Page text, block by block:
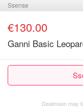
Ssense
€130.00
Ganni Basic
Dealmoon may